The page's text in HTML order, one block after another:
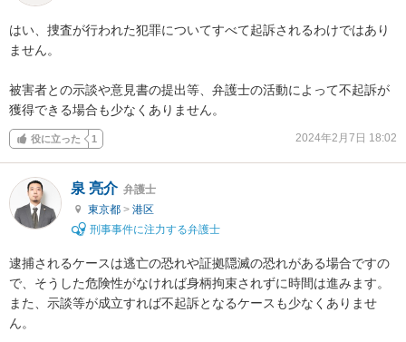
はい、捜査が行われた犯罪についてすべて起訴されるわけではあり
ません。
被害者との示談や意見書の提出等、弁護士の活動によって不起訴が
獲得できる場合も少なくありません。
役に立った 1 2024年2月7日 18:02
泉 亮介 弁護士
東京都 > 港区
刑事事件に注力する弁護士
逮捕されるケースは逃亡の恐れや証拠隠滅の恐れがある場合ですの
で、そうした危険性がなければ身柄拘束されずに時間は進みます。
また、示談等が成立すれば不起訴となるケースも少なくありませ
ん。